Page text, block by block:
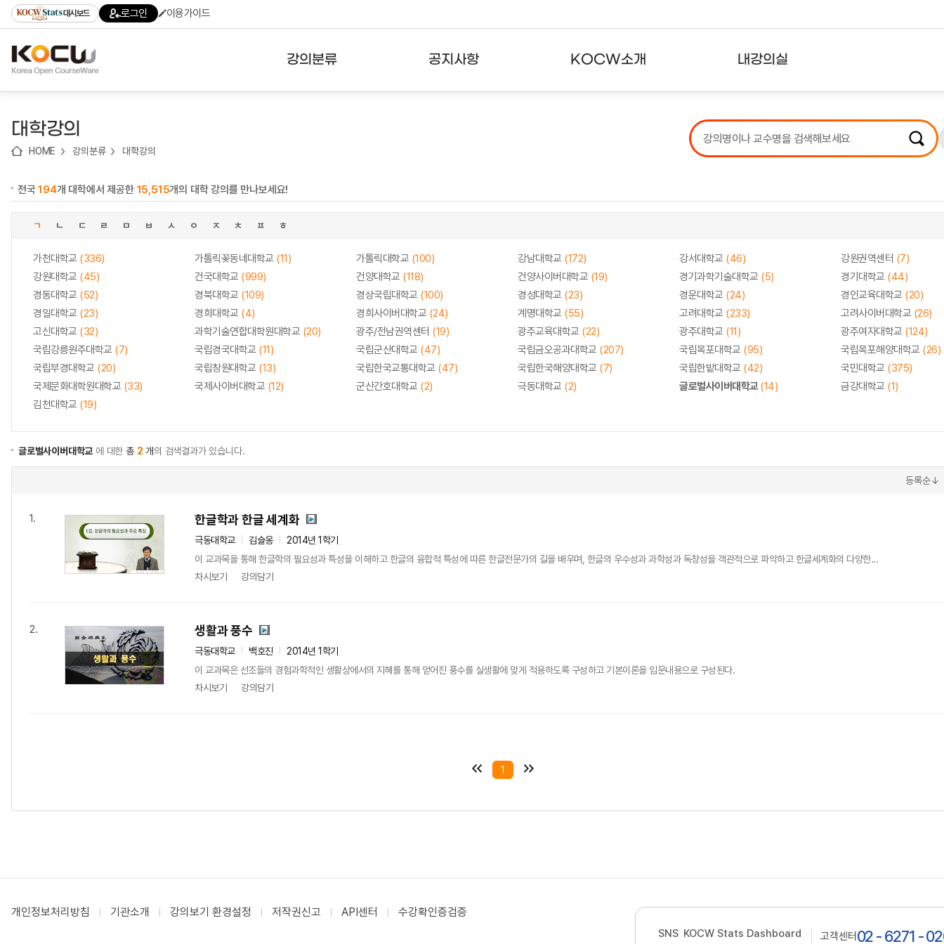
기
기
기
content)
가
대시보드 로그인 이용가이드
강의분류 공지사항 KOCW소개 내강의실
강의리스트
수강확인증강의
대학강의
HOME 강의분류 대학강의
전국194개 대학에서 제공한 15,515개의 대학 강의를 만나보세요!
ㄱ ㄴ ㄷ ㄹ ㅁ ㅂ ㅅ ㅇ ㅈ ㅊ ㅍ ㅎ
가천대학교 (336) 가톨릭꽃동네대학교 (11) 가톨릭대학교 (100) 강남대학교 (172) 강서대학교 (46) 강원권역센터 (7)
강원대학교 (45) 건국대학교 (999) 건양대학교 (118) 건양사이버대학교 (19) 경기과학기술대학교 (5) 경기대학교 (44)
경동대학교 (52) 경북대학교 (109) 경상국립대학교 (100) 경성대학교 (23) 경운대학교 (24) 경인교육대학교 (20)
경일대학교 (23) 경희대학교 (4) 경희사이버대학교 (24) 계명대학교 (55) 고려대학교 (233) 고려사이버대학교 (26)
고신대학교 (32) 과학기술연합대학원대학교 (20) 광주/전남권역센터 (19) 광주교육대학교 (22) 광주대학교 (11) 광주여자대학교 (124)
국립강릉원주대학교 (7) 국립경국대학교 (11) 국립군산대학교 (47) 국립금오공과대학교 (207) 국립목포대학교 (95) 국립목포해양대학교 (26)
국립부경대학교 (20) 국립창원대학교 (13) 국립한국교통대학교 (47) 국립한국해양대학교 (7) 국립한밭대학교 (42) 국민대학교 (375)
국제문화대학원대학교 (33) 국제사이버대학교 (12) 군산간호대학교 (2) 극동대학교 (2) 글로벌사이버대학교(14) 금강대학교 (1)
김천대학교 (19)
글로벌사이버대학교 에 대한 총 2 개의 검색결과가 있습니다.
등록순↓
1. 한글학과 한글 세계화
극동대학교 김슬옹
2014년 1학기
이 교과목을 통해 한글학의 필요성과 특성을 이해하고 한글의 융합적 특성에 따른 한글전문가의 길을 배우며, 한글의 우수성과 과학성과 독창성을 객관적으로 파악하고 한글세계화의 다양한...
차시보기
강의담기
2. 생활과 풍수
극동대학교 백호진
2014년 1학기
이 교과목은 선조들의 경험과학적인 생활상에서의 지혜를 통해 얻어진 풍수를 실생활에 맞게 적용하도록 구성하고 기본이론을 입문내용으로 구성된다.
차시보기
강의담기
1
개인정보처리방침 기관소개 강의보기 환경설정 저작권신고 API센터 수강확인증검증
SNS KOCW Stats Dashboard 고객센터 02 - 6271 -